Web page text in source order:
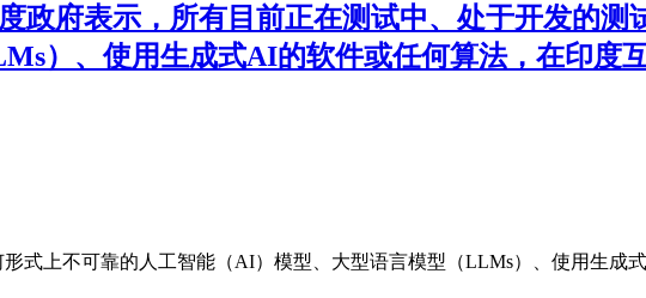
政府表示，所有目前正在测试中、处于开发的测
）、使用生成式AI的软件或任何算法，在印度
式上不可靠的人工智能（AI）模型、大型语言模型（LLMs）、使用生成